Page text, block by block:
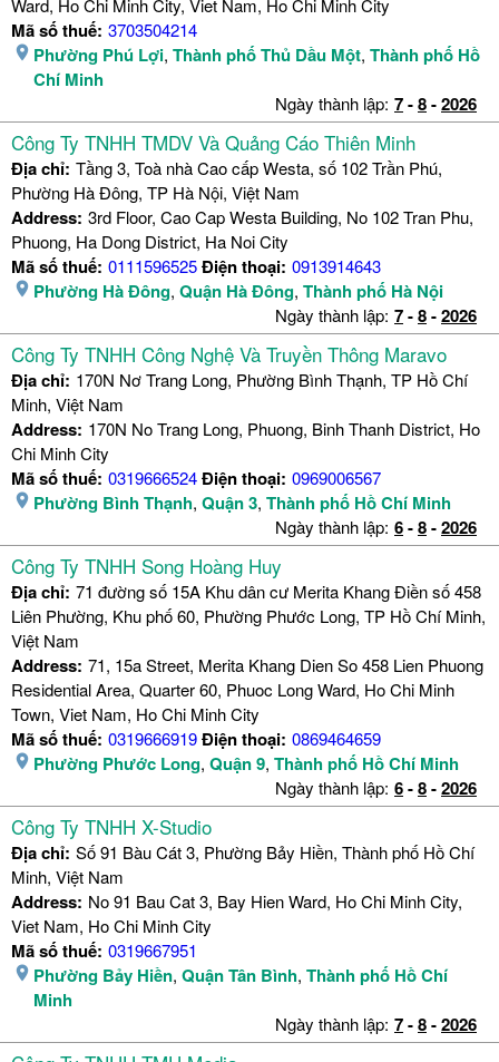
Ward, Ho Chi Minh City, Viet Nam, Ho Chi Minh City
Mã số thuế: 3703504214
Phường Phú Lợi, Thành phố Thủ Dầu Một, Thành phố Hồ
Chí Minh
Ngày thành lập: 7-8-2026
Công Ty TNHH TMDV Và Quảng Cáo Thiên Minh
Địa chỉ: Tầng 3, Toà nhà Cao cấp Westa, số 102 Trần Phú,
Phường Hà Đông, TP Hà Nội, Việt Nam
Address: 3rd Floor, Cao Cap Westa Building, No 102 Tran Phu,
Phuong, Ha Dong District, Ha Noi City
Mã số thuế: 0111596525Điện thoại: 0913914643
Phường Hà Đông, Quận Hà Đông, Thành phố Hà Nội
Ngày thành lập: 7-8-2026
Công Ty TNHH Công Nghệ Và Truyền Thông Maravo
Địa chỉ: 170N Nơ Trang Long, Phường Bình Thạnh, TP Hồ Chí
Minh, Việt Nam
Address: 170N No Trang Long, Phuong, Binh Thanh District, Ho
Chi Minh City
Mã số thuế: 0319666524Điện thoại: 0969006567
Phường Bình Thạnh, Quận 3, Thành phố Hồ Chí Minh
Ngày thành lập: 6-8-2026
Công Ty TNHH Song Hoàng Huy
Địa chỉ: 71 đường số 15A Khu dân cư Merita Khang Điền số 458
Liên Phường, Khu phố 60, Phường Phước Long, TP Hồ Chí Minh,
Việt Nam
Address: 71, 15a Street, Merita Khang Dien So 458 Lien Phuong
Residential Area, Quarter 60, Phuoc Long Ward, Ho Chi Minh
Town, Viet Nam, Ho Chi Minh City
Mã số thuế: 0319666919Điện thoại: 0869464659
Phường Phước Long, Quận 9, Thành phố Hồ Chí Minh
Ngày thành lập: 6-8-2026
Công Ty TNHH X-Studio
Địa chỉ: Số 91 Bàu Cát 3, Phường Bảy Hiền, Thành phố Hồ Chí
Minh, Việt Nam
Address: No 91 Bau Cat 3, Bay Hien Ward, Ho Chi Minh City,
Viet Nam, Ho Chi Minh City
Mã số thuế: 0319667951
Phường Bảy Hiền, Quận Tân Bình, Thành phố Hồ Chí
Minh
Ngày thành lập: 7-8-2026